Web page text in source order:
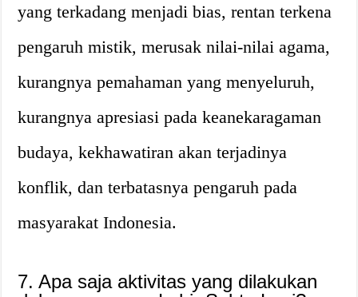
yang terkadang menjadi bias, rentan terkena
pengaruh mistik, merusak nilai-nilai agama,
kurangnya pemahaman yang menyeluruh,
kurangnya apresiasi pada keanekaragaman
budaya, kekhawatiran akan terjadinya
konflik, dan terbatasnya pengaruh pada
masyarakat Indonesia.
7. Apa saja aktivitas yang dilakukan